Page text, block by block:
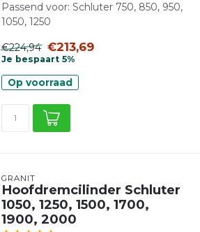
Passend voor: Schluter 750, 850, 950,
1050, 1250
€224,94 €213,69
Je bespaart 5%
Op voorraad
GRANIT
Hoofdremcilinder Schluter
1050, 1250, 1500, 1700,
1900, 2000